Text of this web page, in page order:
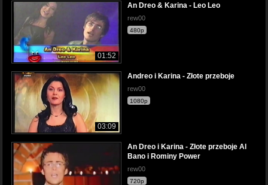
01:52
An Dreo & Karina - Leo Leo
rew00
480p
03:09
Andreo i Karina - Złote przeboje
rew00
1080p
An Dreo i Karina - Złote przeboje Al
Bano i Rominy Power
rew00
720p